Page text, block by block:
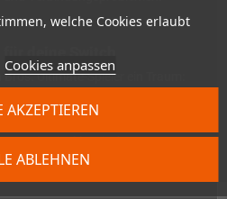
welche Cookies erlaubt
Cookies anpassen
ABLEHNEN
AKZEPTIEREN
Ultimate-Spieler ein Traum:
zwei regulären Switch-Controller-
im klassischen Retro-